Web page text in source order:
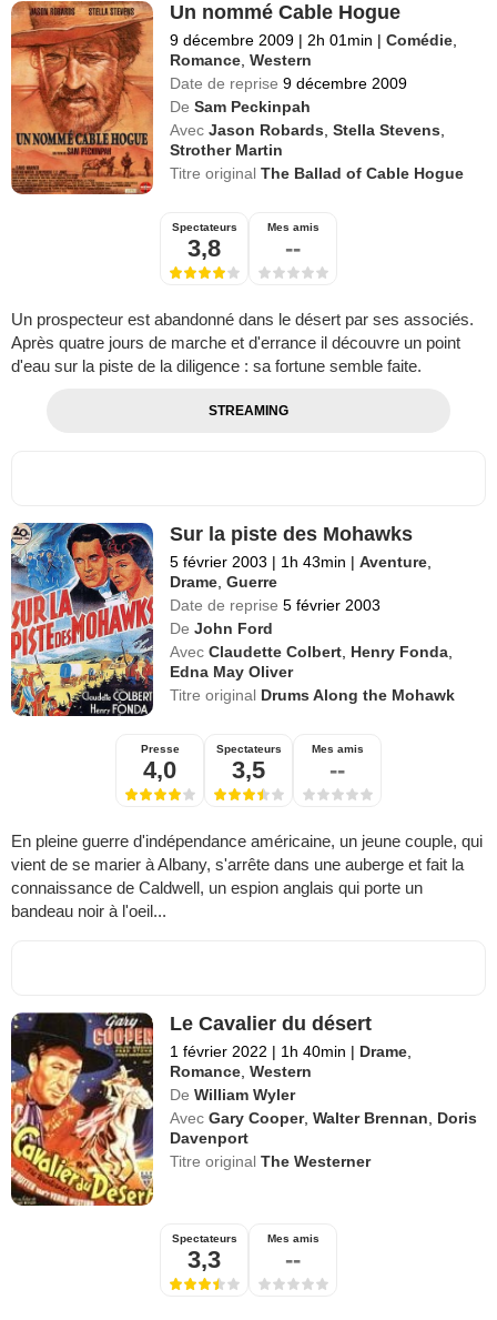
Un nommé Cable Hogue
9 décembre 2009 | 2h 01min | Comédie,
Romance,Western
Date de reprise 9 décembre 2009
De Sam Peckinpah
Avec Jason Robards,Stella Stevens,
Strother Martin
Titre originalThe Ballad of Cable Hogue
Spectateurs
3,8
Mes amis
--
Un prospecteur est abandonné dans le désert par ses associés.
Après quatre jours de marche et d'errance il découvre un point
d'eau sur la piste de la diligence : sa fortune semble faite.
STREAMING
Sur la piste des Mohawks
5 février 2003 | 1h 43min | Aventure,
Drame,Guerre
Date de reprise 5 février 2003
De John Ford
Avec Claudette Colbert, Henry Fonda,
Edna May Oliver
Titre original Drums Along the Mohawk
Presse
4,0
Spectateurs
3,5
Mes amis
--
En pleine guerre d'indépendance américaine, un jeune couple, qui
vient de se marier à Albany, s'arrête dans une auberge et fait la
connaissance de Caldwell, un espion anglais qui porte un
bandeau noir à l'oeil...
Le Cavalier du désert
1 février 2022 | 1h 40min | Drame,
Romance,Western
De William Wyler
Avec Gary Cooper,Walter Brennan, Doris
Davenport
Titre originalThe Westerner
Spectateurs
3,3
Mes amis
--